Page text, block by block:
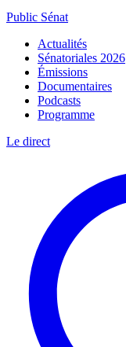
Public Sénat
Actualités
Sénatoriales 2026
Émissions
Documentaires
Podcasts
Programme
Le direct